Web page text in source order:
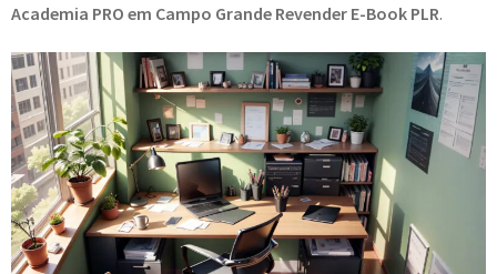
Academia PRO em Campo Grande Revender E-Book PLR.